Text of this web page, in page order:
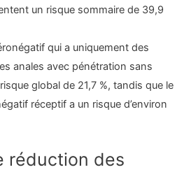
un risque sommaire de 39,9
qui a uniquement des
anales avec pénétration sans
global de 21,7 %, tandis que le
réceptif a un risque d’environ
réduction des